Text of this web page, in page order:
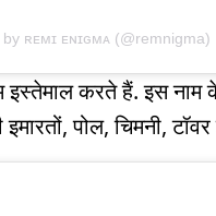
ʀᴇᴍɪ ᴇɴɪɢᴍᴀ (@remnigma)
इस्तेमाल करते हैं. इस
पोल, चिमनी,